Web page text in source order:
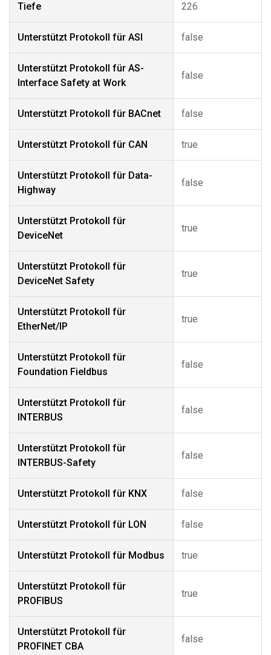
Tiefe 226
Unterstützt Protokoll für ASI false
Unterstützt Protokoll für AS-
Interface Safety at Work
false
Unterstützt Protokoll für BACnet false
Unterstützt Protokoll für CAN true
Unterstützt Protokoll für Data-
Highway
false
Unterstützt Protokoll für
DeviceNet
true
Unterstützt Protokoll für
DeviceNet Safety
true
Unterstützt Protokoll für
EtherNet/IP
true
Unterstützt Protokoll für
Foundation Fieldbus
false
Unterstützt Protokoll für
INTERBUS
false
Unterstützt Protokoll für
INTERBUS-Safety
false
Unterstützt Protokoll für KNX false
Unterstützt Protokoll für LON false
Unterstützt Protokoll für Modbus true
Unterstützt Protokoll für
PROFIBUS
true
Unterstützt Protokoll für
PROFINET CBA
false